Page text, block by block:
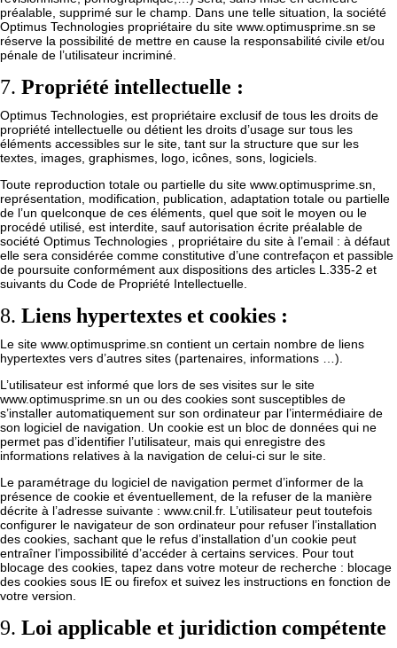
préalable, supprimé sur le champ. Dans une telle situation, la société
Optimus Technologies propriétaire du site www.optimusprime.sn se
réserve la possibilité de mettre en cause la responsabilité civile et/ou
pénale de l’utilisateur incriminé.
7. Propriété intellectuelle :
Optimus Technologies, est propriétaire exclusif de tous les droits de
propriété intellectuelle ou détient les droits d’usage sur tous les
éléments accessibles sur le site, tant sur la structure que sur les
textes, images, graphismes, logo, icônes, sons, logiciels.
Toute reproduction totale ou partielle du site www.optimusprime.sn
représentation, modification, publication, adaptation totale ou partielle
de l’un quelconque de ces éléments, quel que soit le moyen ou le
procédé utilisé, est interdite, sauf autorisation écrite préalable de
société Optimus Technologies , propriétaire du site à l’email : à défaut
elle sera considérée comme constitutive d’une contrefaçon et passible
de poursuite conformément aux dispositions des articles L.335-2 et
suivants du Code de Propriété Intellectuelle.
8. Liens hypertextes et cookies :
Le site www.optimusprime.sn contient un certain nombre de liens
hypertextes vers d’autres sites (partenaires, informations …).
L’utilisateur est informé que lors de ses visites sur le site
www.optimusprime.sn un ou des cookies sont susceptibles de
s’installer automatiquement sur son ordinateur par l’intermédiaire de
son logiciel de navigation. Un cookie est un bloc de données qui ne
permet pas d’identifier l’utilisateur, mais qui enregistre des
informations relatives à la navigation de celui-ci sur le site.
Le paramétrage du logiciel de navigation permet d’informer de la
présence de cookie et éventuellement, de la refuser de la manière
décrite à l’adresse suivante : www.cnil.fr. L’utilisateur peut toutefois
configurer le navigateur de son ordinateur pour refuser l’installation
des cookies, sachant que le refus d’installation d’un cookie peut
entraîner l’impossibilité d’accéder à certains services. Pour tout
blocage des cookies, tapez dans votre moteur de recherche : blocage
des cookies sous IE ou firefox et suivez les instructions en fonction de
votre version.
9. Loi applicable et juridiction compétente